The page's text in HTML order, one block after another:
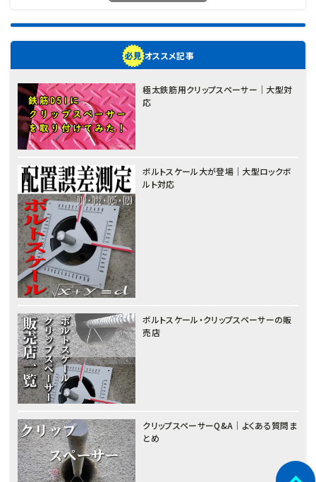
オススメ記事
極太鉄筋用クリップスペーサー｜大型対
応
ボルトスケール大が登場｜大型ロックボ
ルト対応
ボルトスケール・クリップスペーサーの販
売店
クリップスペーサーQ&A｜よくある質問ま
とめ